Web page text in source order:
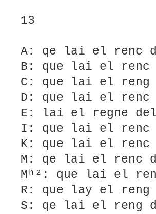
13
A: qe lai el renc
B: que lai el renc
C: que lai el reng
D: que lai el renc
E: lai el regne
I: que lai el renc
K: que lai el renc
M: qe lai el renc
Mʰ²: que lai el
R: que lay el reng
S: qe lai el reng